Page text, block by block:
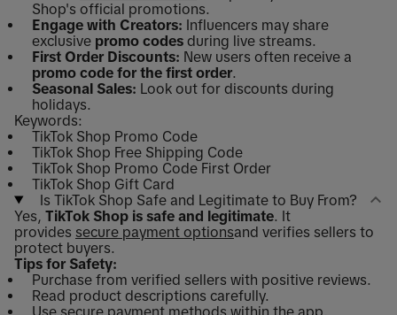
Shop's official promotions.
Engage with Creators: Influencers may share
exclusive promo codes during live streams.
First Order Discounts: New users often receive a
promo code for the first order.
Seasonal Sales: Look out for discounts during
holidays.
Keywords:
TikTok Shop Promo Code
TikTok Shop Free Shipping Code
TikTok Shop Promo Code First Order
TikTok Shop Gift Card
Is TikTok Shop Safe and Legitimate to Buy From?
Yes, TikTok Shop is safe and legitimate. It
provides secure payment optionsand verifies sellers to
protect buyers.
Tips for Safety:
Purchase from verified sellers with positive reviews.
Read product descriptions carefully.
Use secure payment methods within the app.